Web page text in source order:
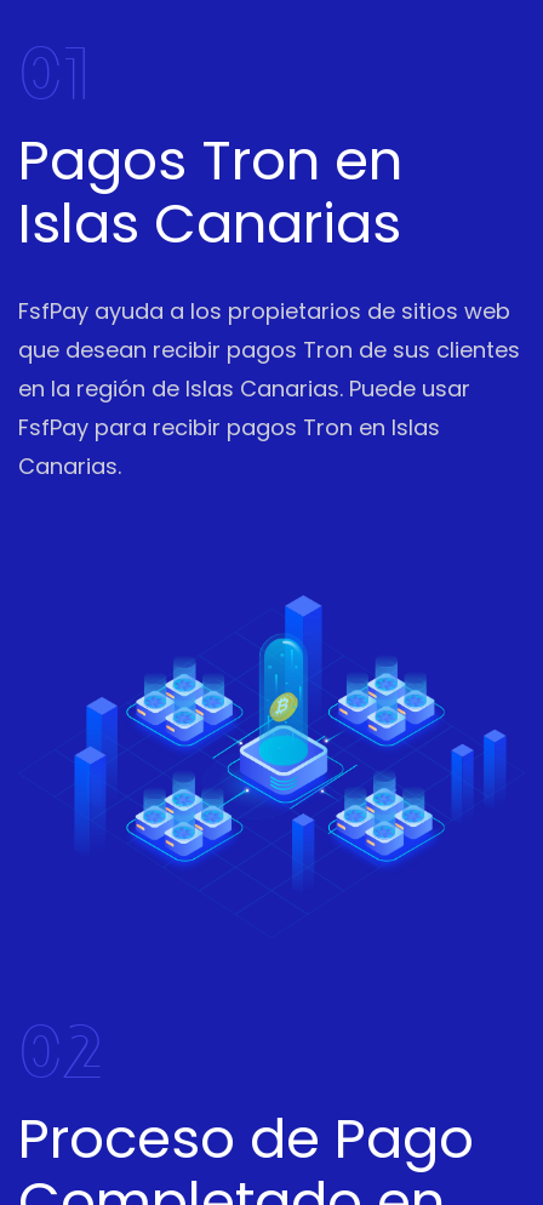
01
Pagos Tron en
Islas Canarias
FsfPay ayuda a los propietarios de sitios web
que desean recibir pagos Tron de sus clientes
en la región de Islas Canarias. Puede usar
FsfPay para recibir pagos Tron en Islas
Canarias.
02
Proceso de Pago